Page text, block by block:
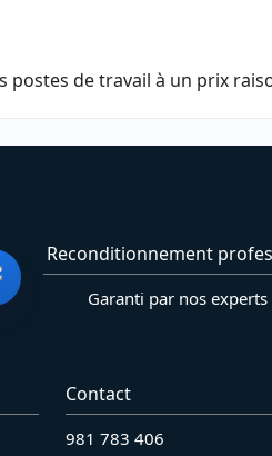
de travail à un prix
Reconditionnement
Garanti par nos experts
Contact
981 783 406